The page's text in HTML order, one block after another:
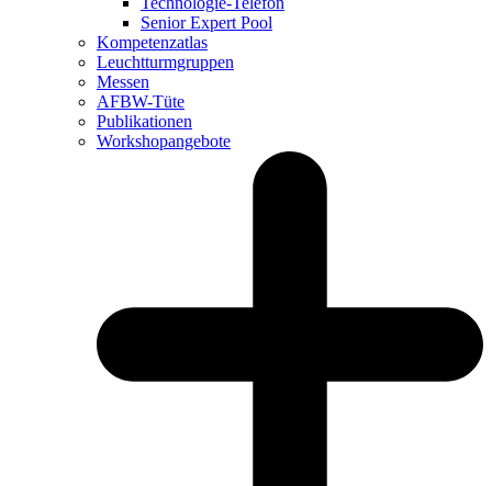
Senior Expert Pool
Kompetenzatlas
Leuchtturm­gruppen
Messen
AFBW-Tüte
Publikationen
Workshopangebote